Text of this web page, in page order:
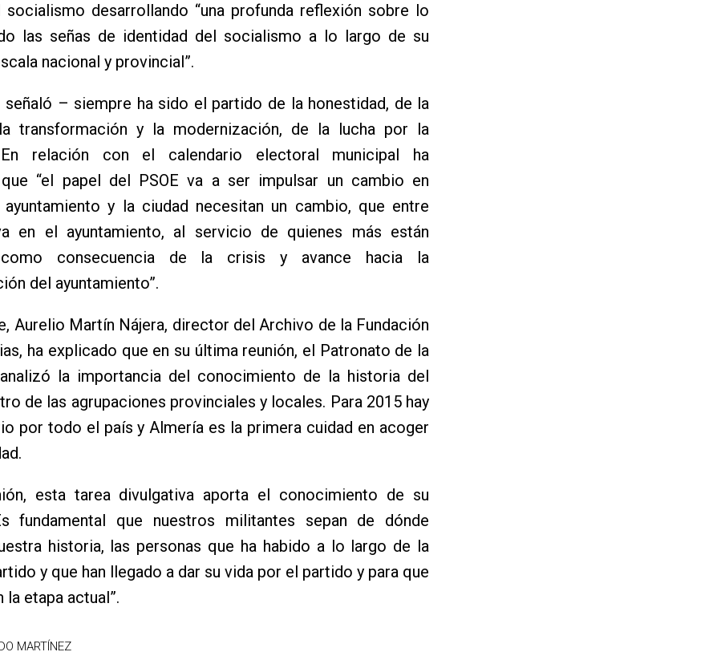
desarrollando “una profunda reflexión sobre lo
las señas de identidad del socialismo a lo largo de su
nacional y provincial”.
señaló – siempre ha sido el partido de la honestidad, de la
transformación y la modernización, de la lucha por la
En relación con el calendario electoral municipal ha
que “el papel del PSOE va a ser impulsar un cambio en
ayuntamiento y la ciudad necesitan un cambio, que entre
en el ayuntamiento, al servicio de quienes más están
como consecuencia de la crisis y avance hacia la
del ayuntamiento”.
Aurelio Martín Nájera, director del Archivo de la Fundación
ha explicado que en su última reunión, el Patronato de la
la importancia del conocimiento de la historia del
de las agrupaciones provinciales y locales. Para 2015 hay
por todo el país y Almería es la primera cuidad en acoger
esta tarea divulgativa aporta el conocimiento de su
fundamental que nuestros militantes sepan de dónde
historia, las personas que ha habido a lo largo de la
y que han llegado a dar su vida por el partido y para que
la etapa actual”.
MARTÍNEZ